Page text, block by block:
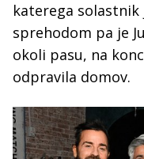
katerega
sprehodom pa je
okoli pasu, na
odpravila domov.